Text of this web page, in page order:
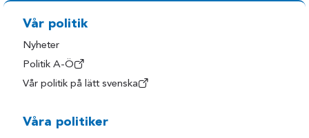
Vår politik
Nyheter
Politik A-Ö
Vår politik på lätt svenska
Våra politiker